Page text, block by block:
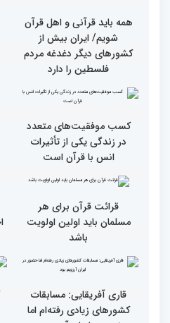
جزئیات سومین روز رقابت
بخش برادران مسابقات
بین‌المللی قرآن کریم
همه باید قرآنی و اهل قرآن
کشورهای دیگر دغدغه مردم
فلسطین را دارد
در زندگی یکی از تأثیرات
انس با قرآن است